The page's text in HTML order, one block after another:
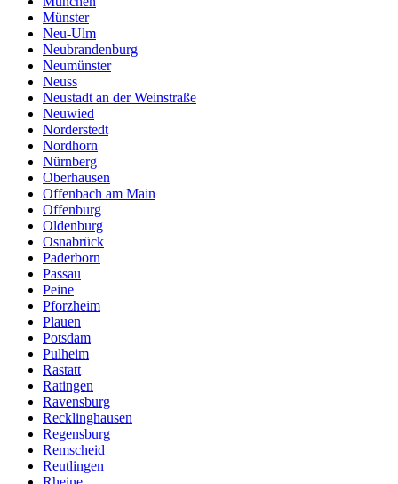
Münster
Neu-Ulm
Neubrandenburg
Neumünster
Neuss
Neustadt an der Weinstraße
Neuwied
Norderstedt
Nordhorn
Nürnberg
Oberhausen
Offenbach am Main
Offenburg
Oldenburg
Osnabrück
Paderborn
Passau
Peine
Pforzheim
Plauen
Potsdam
Pulheim
Rastatt
Ratingen
Ravensburg
Recklinghausen
Regensburg
Remscheid
Reutlingen